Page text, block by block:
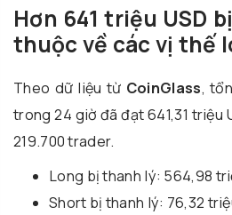
Hơn 641 triệu USD
thuộc về các vị thế
Theo dữ liệu từ CoinGlass,
trong 24 giờ đã đạt 641,31 triệu
219.700 trader.
Long bị thanh lý: 564,98
Short bị thanh lý: 76,32